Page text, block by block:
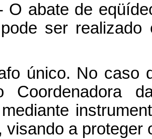
O abate de
ser realizado
único. No caso
Coordenadora
visando a proteger